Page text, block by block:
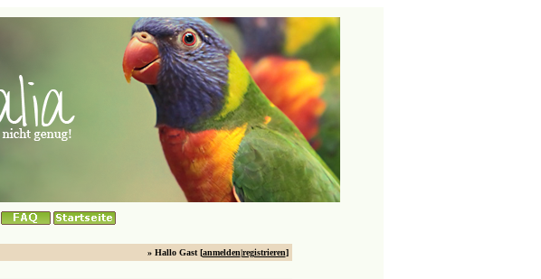
» Hallo Gast [anmelden|registrieren]